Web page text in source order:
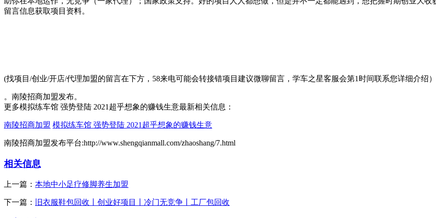
留言信息获取项目资料。
(找项目/创业/开店/代理加盟的留言在下方，58来电可能会转接错项目建议微聊留言，学车之星客服会第1时间联系您详细介绍）
。南陵招商加盟发布。
更多模拟练车馆 强势登陆 2021超乎想象的赚钱生意最新相关信息：
南陵招商加盟 模拟练车馆 强势登陆 2021超乎想象的赚钱生意
南陵招商加盟发布平台:http://www.shengqianmall.com/zhaoshang/7.html
相关信息
上一篇： 本地中小足疗修脚养生加盟
下一篇： 旧衣服鞋包回收丨创业好项目丨冷门无竞争丨工厂包回收